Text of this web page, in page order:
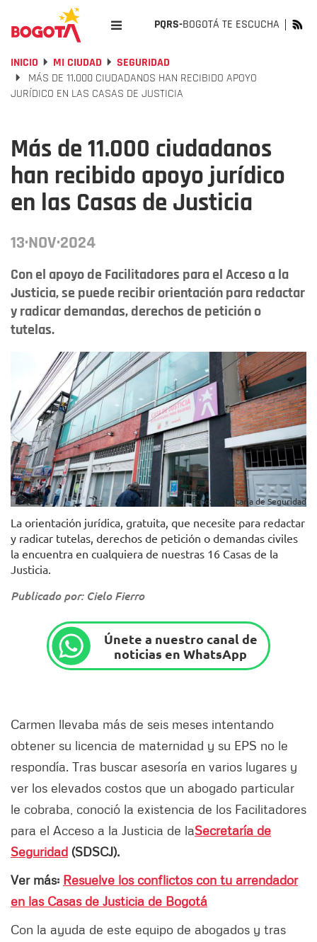
PQRS-BOGOTÁ TE ESCUCHA
INICIO MI CIUDAD
SEGURIDAD
MÁS DE 11.000 CIUDADANOS HAN RECIBIDO APOYO
JURÍDICO EN LAS CASAS DE JUSTICIA
Más de 11.000 ciudadanos
han recibido apoyo jurídico
en las Casas de Justicia
13·NOV·2024
Con el apoyo de Facilitadores para el Acceso a la
Justicia, se puede recibir orientación para redactar
y radicar demandas, derechos de petición o
tutelas.
Foto: Secretaría de Seguridad
La orientación jurídica, gratuita, que necesite para redactar
y radicar tutelas, derechos de petición o demandas civiles
la encuentra en cualquiera de nuestras 16 Casas de la
Justicia.
Publicado por: Cielo Fierro
Únete a nuestro canal de
noticias en WhatsApp
Carmen llevaba más de seis meses intentando
obtener su licencia de maternidad y su EPS no le
respondía. Tras buscar asesoría en varios lugares y
ver los elevados costos que un abogado particular
le cobraba, conoció la existencia de los Facilitadores
para el Acceso a la Justicia de laSecretaría de
Seguridad (SDSCJ).
Ver más: Resuelve los conflictos con tu arrendador
en las Casas de Justicia de Bogotá
Con la ayuda de este equipo de abogados y tras